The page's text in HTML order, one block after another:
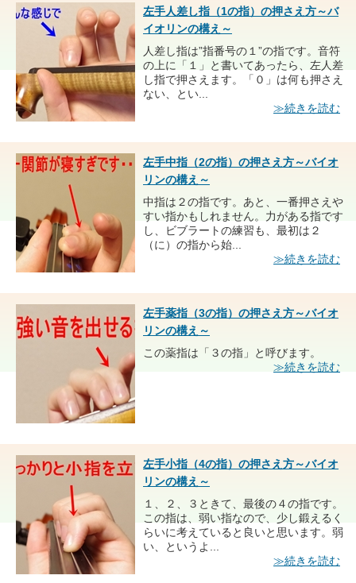
左手人差し指（1の指）の押さえ方～バ
イオリンの構え～
人差し指は”指番号の１”の指です。音符
の上に「１」と書いてあったら、左人差
し指で押さえます。「０」は何も押さえ
ない、とい...
≫続きを読む
左手中指（2の指）の押さえ方～バイオ
リンの構え～
中指は２の指です。あと、一番押さえや
すい指かもしれません。力がある指です
し、ビブラートの練習も、最初は２
（に）の指から始...
≫続きを読む
左手薬指（3の指）の押さえ方～バイオ
リンの構え～
この薬指は「３の指」と呼びます。
≫続きを読む
左手小指（4の指）の押さえ方～バイオ
リンの構え～
１、２、３ときて、最後の４の指です。
この指は、弱い指なので、少し鍛えるく
らいに考えていると良いと思います。弱
い、というよ...
≫続きを読む